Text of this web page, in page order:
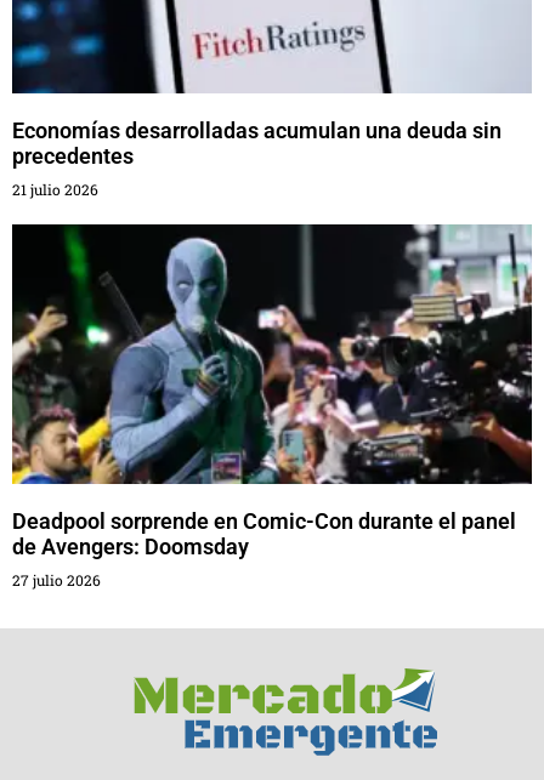
Economías desarrolladas acumulan una deuda sin
precedentes
21 julio 2026
Deadpool sorprende en Comic-Con durante el panel
de Avengers: Doomsday
27 julio 2026